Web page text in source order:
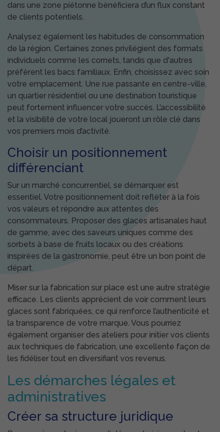
dans une zone piétonne bénéficiera d’un flux constant
de clients potentiels.
Analysez également les habitudes de consommation
de la région. Certaines zones privilégient des formats
individuels comme les cornets, tandis que d'autres
préfèrent les bacs familiaux. Enfin, choisissez avec soin
votre emplacement. Une rue passante en centre-ville,
un quartier résidentiel ou une destination touristique
peut fortement influencer votre succès. L’accessibilité
et la visibilité de votre local joueront un rôle clé dans
vos premiers mois d’activité.
Choisir un positionnement
différenciant
Sur un marché concurrentiel, se démarquer est
essentiel. Votre positionnement doit refléter à la fois
vos valeurs et répondre aux attentes des
consommateurs. Proposer des glaces artisanales haut
de gamme, avec des saveurs uniques comme des
sorbets à base de fruits locaux ou des créations
inspirées de la gastronomie, peut être un bon point de
départ.
Miser sur la fabrication sur place est une autre stratégie
efficace. Les clients apprécient de voir comment leurs
glaces sont fabriquées, ce qui renforce l’authenticité et
la transparence de votre marque. Vous pourriez
également organiser des ateliers pour initier vos clients
aux techniques de fabrication, une excellente façon de
les fidéliser tout en diversifiant vos revenus.
Les démarches légales et
administratives
Créer sa structure juridique